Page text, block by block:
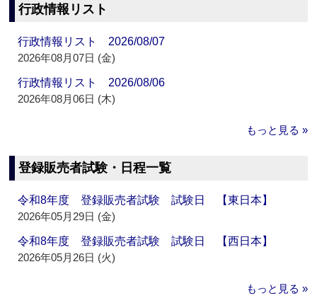
行政情報リスト
行政情報リスト 2026/08/07
2026年08月07日 (金)
行政情報リスト 2026/08/06
2026年08月06日 (木)
もっと見る »
登録販売者試験・日程一覧
令和8年度 登録販売者試験 試験日 【東日本】
2026年05月29日 (金)
令和8年度 登録販売者試験 試験日 【西日本】
2026年05月26日 (火)
もっと見る »